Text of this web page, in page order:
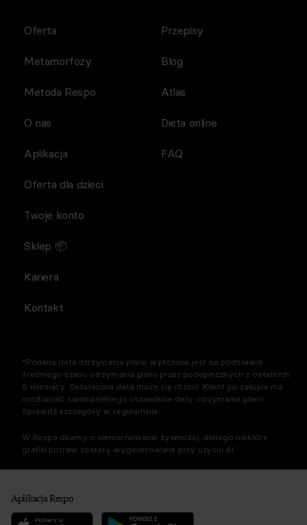
Oferta
Metamorfozy
Metoda Respo
O nas
Aplikacja
Przepisy
Blog
Atlas
Dieta online
FAQ
Oferta dla dzieci
Twoje konto
Sklep 📦
Kariera
Kontakt
*Podana data otrzymania planu wyliczona jest na podstawie
średniego czasu otrzymania planu przez podopiecznych z ostatnich
6 miesięcy. Ostateczna data może się różnić. Klient po zakupie ma
możliwość samodzielnego ustawienia daty otrzymania planu.
Sprawdź szczegóły w regulaminie.
W Respo dbamy o niemarnowanie żywności, dlatego niektóre
grafiki potraw zostały wygenerowane przy użyciu AI.
Aplikacja Respo